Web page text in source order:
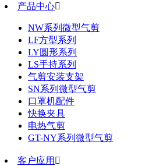
产品中心
NW系列微型气剪
LF方型系列
LY圆形系列
LS手持系列
气剪安装支架
SN系列微型气剪
口罩机配件
快换夹具
电热气剪
GT-NY系列微型气剪
客户应用 